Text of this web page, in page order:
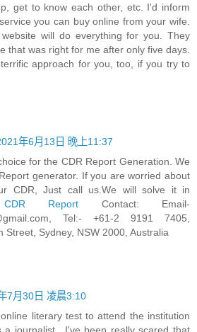
get to know each other, etc. I'd inform
you can buy online from your wife.
will do everything for you. They
that was right for me after only five days.
approach for you, too, if you try to
年6月13日 晚上11:37
for the CDR Report Generation. We
generator. If you are worried about
CDR, Just call us.We will solve it in
CDR Report Contact: Email-
, Tel:- +61-2 9191 7405,
Street, Sydney, NSW 2000, Australia
7月30日 凌晨3:10
literary test to attend the institution
a journalist.. I've been really scared that